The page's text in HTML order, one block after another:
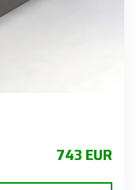
743 EUR